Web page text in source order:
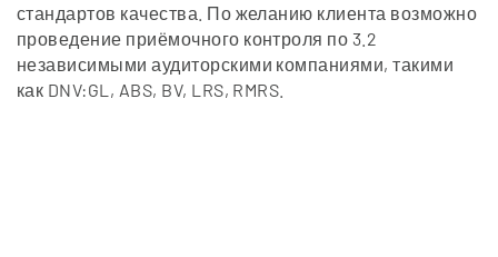
стандартов качества. По желанию клиента возможно
проведение приёмочного контроля по 3.2
независимыми аудиторскими компаниями, такими
как DNV:GL, ABS, BV, LRS, RMRS.